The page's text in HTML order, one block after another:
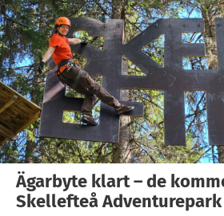
Ägarbyte klart – de
Skellefteå